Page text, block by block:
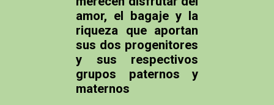
amor, el bagaje y la
riqueza que aportan
sus dos progenitores
y sus respectivos
grupos paternos y
maternos